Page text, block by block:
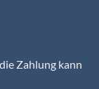
Zahlung kann